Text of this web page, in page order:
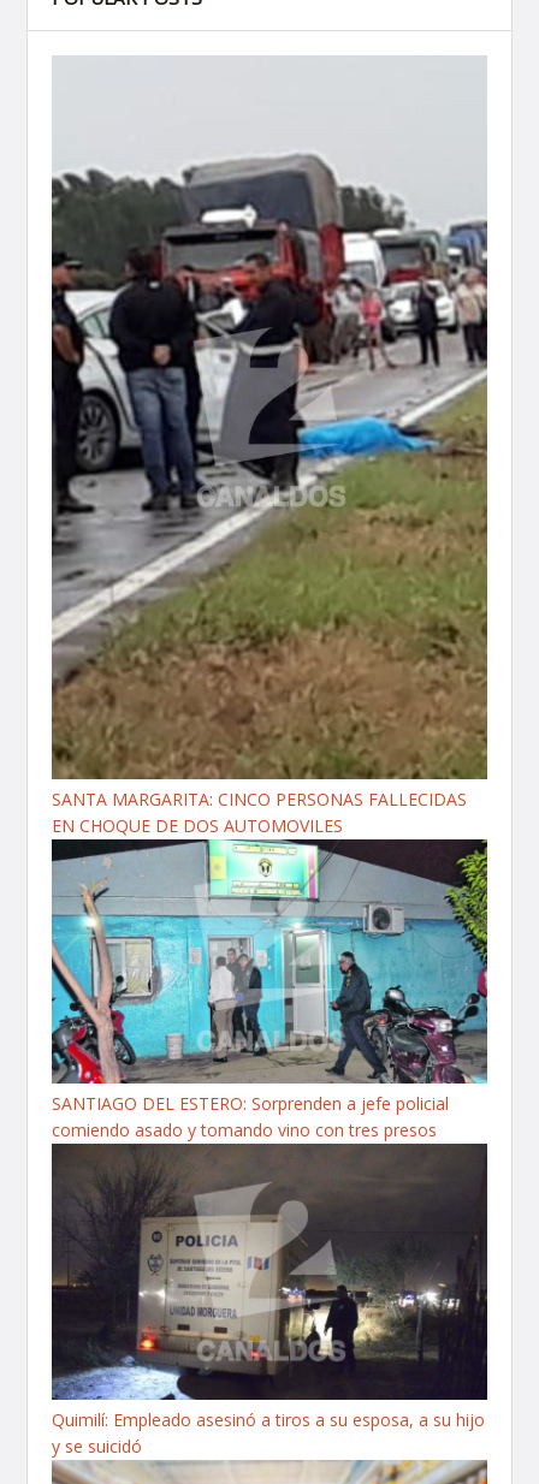
SANTA MARGARITA: CINCO PERSONAS FALLECIDAS
EN CHOQUE DE DOS AUTOMOVILES
SANTIAGO DEL ESTERO: Sorprenden a jefe policial
comiendo asado y tomando vino con tres presos
Quimilí: Empleado asesinó a tiros a su esposa, a su hijo
y se suicidó